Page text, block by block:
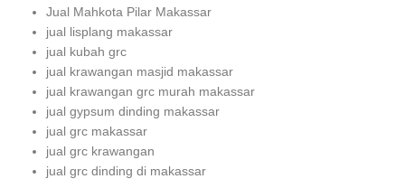
Jual Mahkota Pilar Makassar
jual lisplang makassar
jual kubah grc
jual krawangan masjid makassar
jual krawangan grc murah makassar
jual gypsum dinding makassar
jual grc makassar
jual grc krawangan
jual grc dinding di makassar